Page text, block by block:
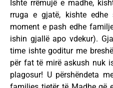
Ishte rrëmujë e madhe,
rruga e gjatë, kishte
moment e pash edhe
ishin gjallë apo vdekur).
time ishte goditur me
për fat të mirë askush nuk
plagosur! U përshëndeta